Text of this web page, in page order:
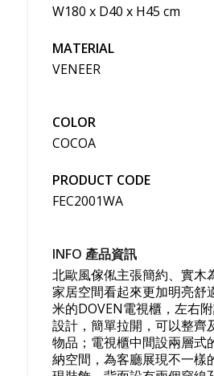
W180 x D40 x H45 cm
MATERIAL
VENEER
COLOR
COCOA
PRODUCT CODE
FEC2001WA
INFO 產品資訊
北歐風傢俬主張簡約、實木
家居空間看起來更加明亮舒
米的DOVEN電視櫃，左右
設計，簡單拉開，可以整齊
物品；電視櫃中間設兩層式
納空間，為客廳展現不一樣